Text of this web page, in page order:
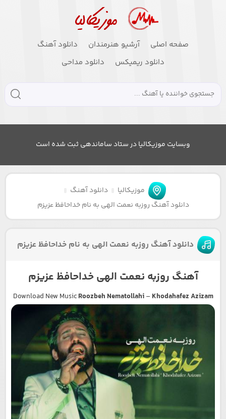
صفحه اصلی آرشیو هنرمندان
دانلود آهنگ
دانلود ریمیکس
دانلود مداحی
وبسایت موزیکالیا در ستاد ساماندهی ثبت شده است
موزیکالیا
دانلود آهنگ
دانلود آهنگ روزبه نعمت الهی به نام خداحافظ عزیزم
دانلود آهنگ روزبه نعمت الهی به نام خداحافظ عزیزم
آهنگ روزبه نعمت الهی خداحافظ عزیزم
Download New MusicRoozbeh Nematollahi– Khodahafez Azizam